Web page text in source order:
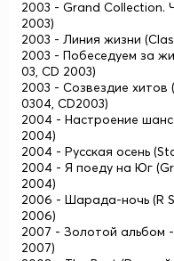
2003 - Grand Collection.
2003)
2003 - Линия жизни
2003 - Побеседуем за
03, CD 2003)
2003 - Созвездие хитов
0304, CD2003)
2004 - Настроение
2004)
2004 - Русская осень
2004 - Я поеду на Юг
2004)
2006 - Шарада-ночь (R
2006)
2007 - Золотой альбом
2007)